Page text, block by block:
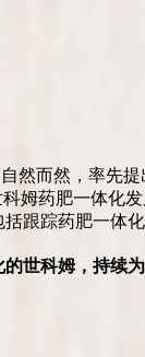
然而然，率先
姆药肥一体化发
跟踪药肥一体
世科姆，持续